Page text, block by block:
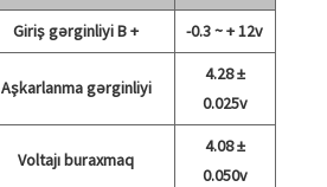
Giriş gərginliyi B + -0.3 ~ + 12v
Aşkarlanma gərginliyi
4.28 ±
0.025v
Voltajı buraxmaq
4.08 ±
0.050v